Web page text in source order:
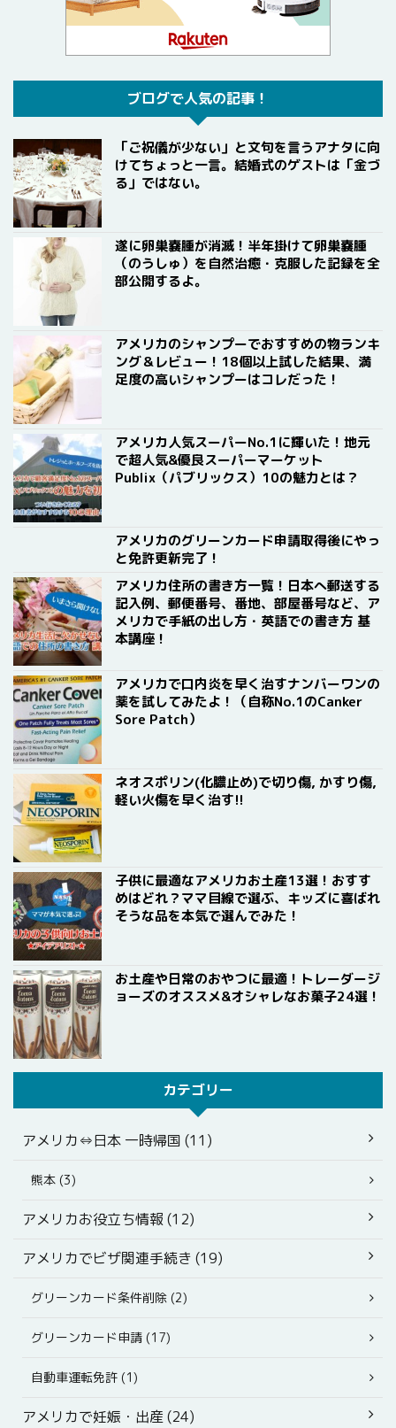
ブログで人気の記事！
「ご祝儀が少ない」と文句を言うアナタに向
けてちょっと一言。結婚式のゲストは「金づ
る」ではない。
遂に卵巣嚢腫が消滅！半年掛けて卵巣嚢腫
（のうしゅ）を自然治癒・克服した記録を全
部公開するよ。
アメリカのシャンプーでおすすめの物ランキ
ング＆レビュー！18個以上試した結果、満
足度の高いシャンプーはコレだった！
アメリカ人気スーパーNo.1に輝いた！地元
で超人気&優良スーパーマーケット
Publix（パブリックス）10の魅力とは？
アメリカのグリーンカード申請取得後にやっ
と免許更新完了！
アメリカ住所の書き方一覧！日本へ郵送する
記入例、郵便番号、番地、部屋番号など、ア
メリカで手紙の出し方・英語での書き方 基
本講座！
アメリカで口内炎を早く治すナンバーワンの
薬を試してみたよ！（自称No.1のCanker
Sore Patch）
ネオスポリン(化膿止め)で切り傷, かすり傷,
軽い火傷を早く治す!!
子供に最適なアメリカお土産13選！おすす
めはどれ？ママ目線で選ぶ、キッズに喜ばれ
そうな品を本気で選んでみた！
お土産や日常のおやつに最適！トレーダージ
ョーズのオススメ&オシャレなお菓子24選！
カテゴリー
アメリカ⇔日本 一時帰国 (11)
熊本 (3)
アメリカお役立ち情報 (12)
アメリカでビザ関連手続き (19)
グリーンカード条件削除 (2)
グリーンカード申請 (17)
自動車運転免許 (1)
アメリカで妊娠・出産 (24)